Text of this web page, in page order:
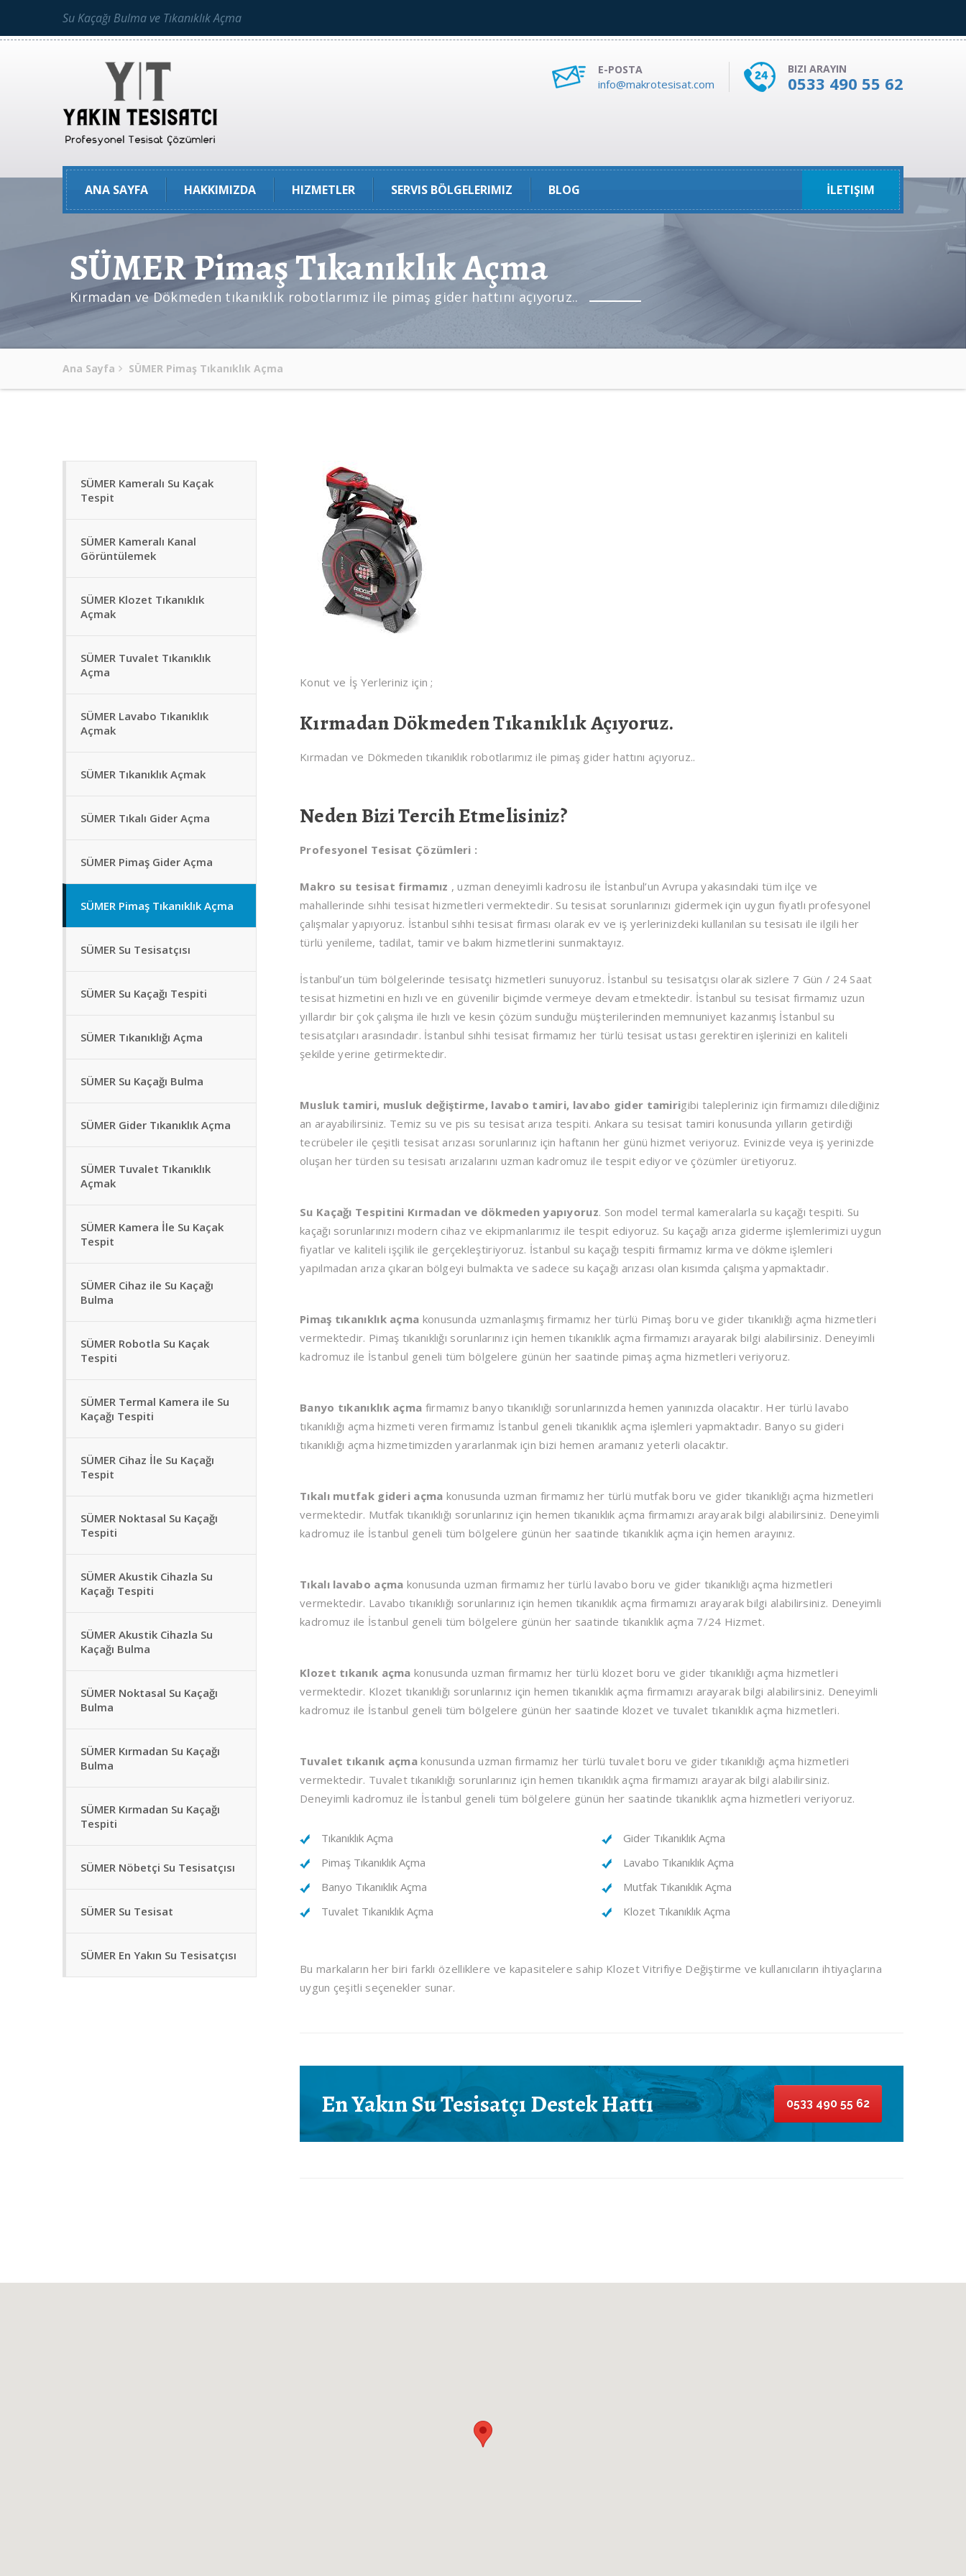
Su Kaçağı Bulma ve Tıkanıklık Açma
E-POSTA
info@makrotesisat.com
BIZI ARAYIN
0533 490 55 62
ANA SAYFA HAKKIMIZDA HIZMETLER SERVIS BÖLGELERIMIZ BLOG İLETIŞIM
SÜMER Pimaş Tıkanıklık Açma
Kırmadan ve Dökmeden tıkanıklık robotlarımız ile pimaş gider hattını açıyoruz..
Ana Sayfa SÜMER Pimaş Tıkanıklık Açma
SÜMER Kameralı Su Kaçak
Tespit
SÜMER Kameralı Kanal
Görüntülemek
SÜMER Klozet Tıkanıklık
Açmak
SÜMER Tuvalet Tıkanıklık
Açma
SÜMER Lavabo Tıkanıklık
Açmak
SÜMER Tıkanıklık Açmak
SÜMER Tıkalı Gider Açma
SÜMER Pimaş Gider Açma
SÜMER Pimaş Tıkanıklık Açma
SÜMER Su Tesisatçısı
SÜMER Su Kaçağı Tespiti
SÜMER Tıkanıklığı Açma
SÜMER Su Kaçağı Bulma
SÜMER Gider Tıkanıklık Açma
SÜMER Tuvalet Tıkanıklık
Açmak
SÜMER Kamera İle Su Kaçak
Tespit
SÜMER Cihaz ile Su Kaçağı
Bulma
SÜMER Robotla Su Kaçak
Tespiti
SÜMER Termal Kamera ile Su
Kaçağı Tespiti
SÜMER Cihaz İle Su Kaçağı
Tespit
SÜMER Noktasal Su Kaçağı
Tespiti
SÜMER Akustik Cihazla Su
Kaçağı Tespiti
SÜMER Akustik Cihazla Su
Kaçağı Bulma
SÜMER Noktasal Su Kaçağı
Bulma
SÜMER Kırmadan Su Kaçağı
Bulma
SÜMER Kırmadan Su Kaçağı
Tespiti
SÜMER Nöbetçi Su Tesisatçısı
SÜMER Su Tesisat
SÜMER En Yakın Su Tesisatçısı
Konut ve İş Yerleriniz için ;
Kırmadan Dökmeden Tıkanıklık Açıyoruz.
Kırmadan ve Dökmeden tıkanıklık robotlarımız ile pimaş gider hattını açıyoruz..
Neden Bizi Tercih Etmelisiniz?
Profesyonel Tesisat Çözümleri :
Makro su tesisat firmamız , uzman deneyimli kadrosu ile İstanbul’un Avrupa yakasındaki tüm ilçe ve
mahallerinde sıhhi tesisat hizmetleri vermektedir. Su tesisat sorunlarınızı gidermek için uygun fiyatlı profesyonel
çalışmalar yapıyoruz. İstanbul sıhhi tesisat firması olarak ev ve iş yerlerinizdeki kullanılan su tesisatı ile ilgili her
türlü yenileme, tadilat, tamir ve bakım hizmetlerini sunmaktayız.
İstanbul’un tüm bölgelerinde tesisatçı hizmetleri sunuyoruz. İstanbul su tesisatçısı olarak sizlere 7 Gün / 24 Saat
tesisat hizmetini en hızlı ve en güvenilir biçimde vermeye devam etmektedir. İstanbul su tesisat firmamız uzun
yıllardır bir çok çalışma ile hızlı ve kesin çözüm sunduğu müşterilerinden memnuniyet kazanmış İstanbul su
tesisatçıları arasındadır. İstanbul sıhhi tesisat firmamız her türlü tesisat ustası gerektiren işlerinizi en kaliteli
şekilde yerine getirmektedir.
Musluk tamiri, musluk değiştirme, lavabo tamiri, lavabo gider tamirigibi talepleriniz için firmamızı dilediğiniz
an arayabilirsiniz. Temiz su ve pis su tesisat arıza tespiti. Ankara su tesisat tamiri konusunda yılların getirdiği
tecrübeler ile çeşitli tesisat arızası sorunlarınız için haftanın her günü hizmet veriyoruz. Evinizde veya iş yerinizde
oluşan her türden su tesisatı arızalarını uzman kadromuz ile tespit ediyor ve çözümler üretiyoruz.
Su Kaçağı Tespitini Kırmadan ve dökmeden yapıyoruz. Son model termal kameralarla su kaçağı tespiti. Su
kaçağı sorunlarınızı modern cihaz ve ekipmanlarımız ile tespit ediyoruz. Su kaçağı arıza giderme işlemlerimizi uygun
fiyatlar ve kaliteli işçilik ile gerçekleştiriyoruz. İstanbul su kaçağı tespiti firmamız kırma ve dökme işlemleri
yapılmadan arıza çıkaran bölgeyi bulmakta ve sadece su kaçağı arızası olan kısımda çalışma yapmaktadır.
Pimaş tıkanıklık açma konusunda uzmanlaşmış firmamız her türlü Pimaş boru ve gider tıkanıklığı açma hizmetleri
vermektedir. Pimaş tıkanıklığı sorunlarınız için hemen tıkanıklık açma firmamızı arayarak bilgi alabilirsiniz. Deneyimli
kadromuz ile İstanbul geneli tüm bölgelere günün her saatinde pimaş açma hizmetleri veriyoruz.
Banyo tıkanıklık açma firmamız banyo tıkanıklığı sorunlarınızda hemen yanınızda olacaktır. Her türlü lavabo
tıkanıklığı açma hizmeti veren firmamız İstanbul geneli tıkanıklık açma işlemleri yapmaktadır. Banyo su gideri
tıkanıklığı açma hizmetimizden yararlanmak için bizi hemen aramanız yeterli olacaktır.
Tıkalı mutfak gideri açma konusunda uzman firmamız her türlü mutfak boru ve gider tıkanıklığı açma hizmetleri
vermektedir. Mutfak tıkanıklığı sorunlarınız için hemen tıkanıklık açma firmamızı arayarak bilgi alabilirsiniz. Deneyimli
kadromuz ile İstanbul geneli tüm bölgelere günün her saatinde tıkanıklık açma için hemen arayınız.
Tıkalı lavabo açma konusunda uzman firmamız her türlü lavabo boru ve gider tıkanıklığı açma hizmetleri
vermektedir. Lavabo tıkanıklığı sorunlarınız için hemen tıkanıklık açma firmamızı arayarak bilgi alabilirsiniz. Deneyimli
kadromuz ile İstanbul geneli tüm bölgelere günün her saatinde tıkanıklık açma 7/24 Hizmet.
Klozet tıkanık açma konusunda uzman firmamız her türlü klozet boru ve gider tıkanıklığı açma hizmetleri
vermektedir. Klozet tıkanıklığı sorunlarınız için hemen tıkanıklık açma firmamızı arayarak bilgi alabilirsiniz. Deneyimli
kadromuz ile İstanbul geneli tüm bölgelere günün her saatinde klozet ve tuvalet tıkanıklık açma hizmetleri.
Tuvalet tıkanık açma konusunda uzman firmamız her türlü tuvalet boru ve gider tıkanıklığı açma hizmetleri
vermektedir. Tuvalet tıkanıklığı sorunlarınız için hemen tıkanıklık açma firmamızı arayarak bilgi alabilirsiniz.
Deneyimli kadromuz ile İstanbul geneli tüm bölgelere günün her saatinde tıkanıklık açma hizmetleri veriyoruz.
Tıkanıklık Açma
Gider Tıkanıklık Açma
Pimaş Tıkanıklık Açma
Lavabo Tıkanıklık Açma
Banyo Tıkanıklık Açma
Mutfak Tıkanıklık Açma
Tuvalet Tıkanıklık Açma
Klozet Tıkanıklık Açma
Bu markaların her biri farklı özelliklere ve kapasitelere sahip Klozet Vitrifiye Değiştirme ve kullanıcıların ihtiyaçlarına
uygun çeşitli seçenekler sunar.
En Yakın Su TesisatçıDestek Hattı 0533 490 55 62